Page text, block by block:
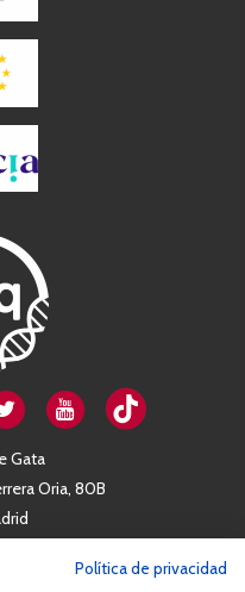
Gata
Oria, 80B
Política de privacidad